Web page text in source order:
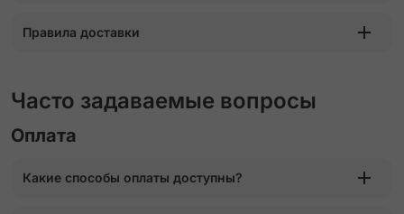
Правила доставки
Часто задаваемые вопросы
Оплата
Какие способы оплаты доступны?